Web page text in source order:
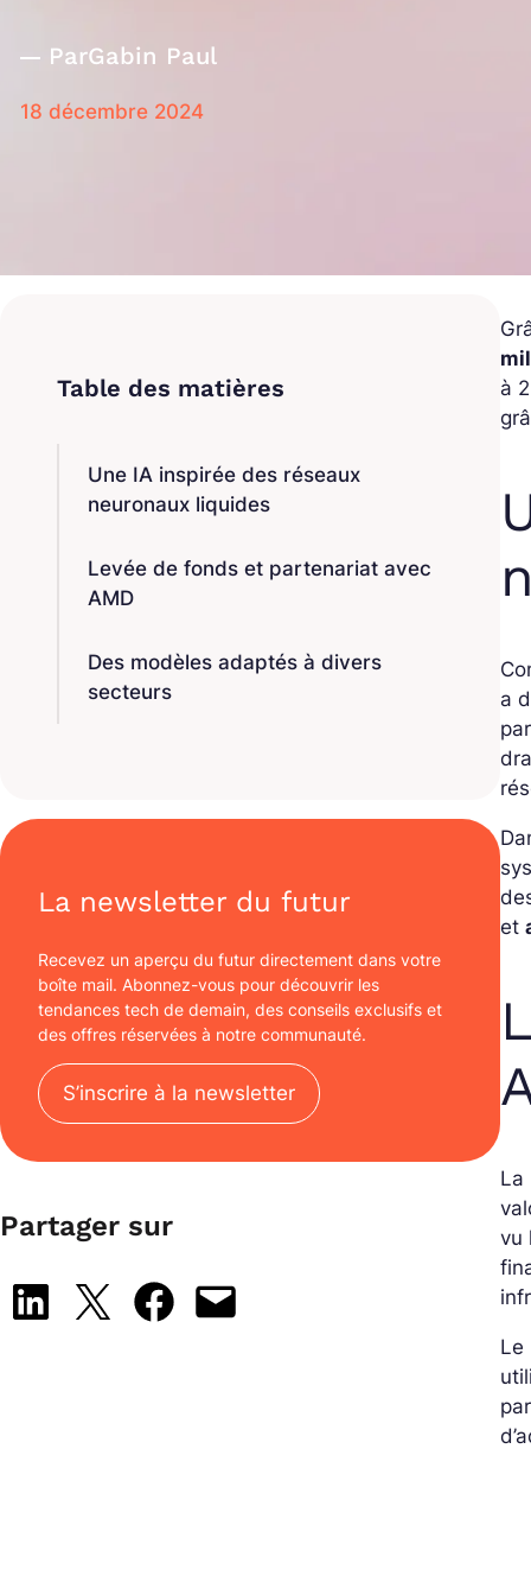
ParGabin Paul
18 décembre 2024
Une IA inspirée des réseaux
neuronaux liquides
Levée de fonds et partenariat avec
AMD
Des modèles adaptés à divers
secteurs
La newsletter du futur
Recevez un aperçu du futur directement dans votre
boîte mail. Abonnez-vous pour découvrir les
tendances tech de demain, des conseils exclusifs et
des offres réservées à notre communauté.
S’inscrire à la newsletter
Partager sur
Share on LinkedIn
Share on X Share on Facebook
Email this Page
à
a
et
La
vu
Le